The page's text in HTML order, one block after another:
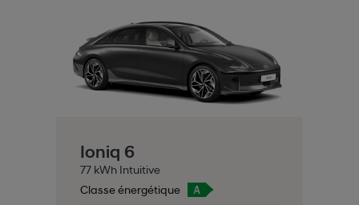
Ioniq 6
77 kWh Intuitive
Classe énergétique